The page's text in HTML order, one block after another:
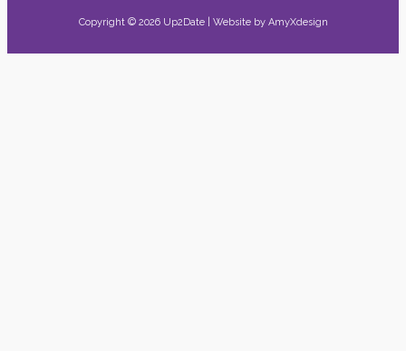
Copyright © 2026 Up2Date | Website by AmyXdesign